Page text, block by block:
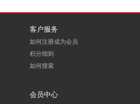
客户服务
如何注册成为会员
积分细则
如何搜索
会员中心